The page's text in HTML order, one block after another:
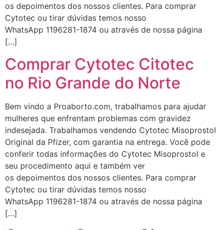
os depoimentos dos nossos clientes. Para comprar
Cytotec ou tirar dúvidas temos nosso
WhatsApp 1196281-1874 ou através de nossa página
[…]
Comprar Cytotec Citotec
no Rio Grande do Norte
Bem vindo a Proaborto.com, trabalhamos para ajudar
mulheres que enfrentam problemas com gravidez
indesejada. Trabalhamos vendendo Cytotec Misoprostol
Original da Pfizer, com garantia na entrega. Você pode
conferir todas informações do Cytotec Misoprostol e
seu procedimento aqui e também ver
os depoimentos dos nossos clientes. Para comprar
Cytotec ou tirar dúvidas temos nosso
WhatsApp 1196281-1874 ou através de nossa página
[…]